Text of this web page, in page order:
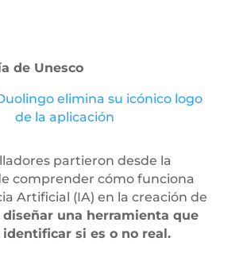
de Unesco
elimina su icónico logo
de la aplicación
partieron desde la
comprender cómo funciona
Artificial (IA) en la creación de
una herramienta que
si es o no real.